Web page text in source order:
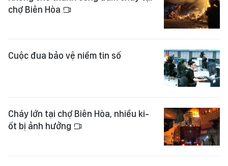
chợ Biên Hòa
Cuộc đua bảo vệ niềm tin số
Cháy lớn tại chợ Biên Hòa, nhiều ki-
ốt bị ảnh hưởng